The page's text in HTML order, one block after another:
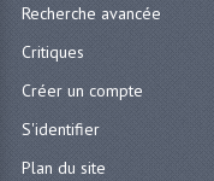
Recherche avancée
Critiques
Créer un compte
S'identifier
Plan du site